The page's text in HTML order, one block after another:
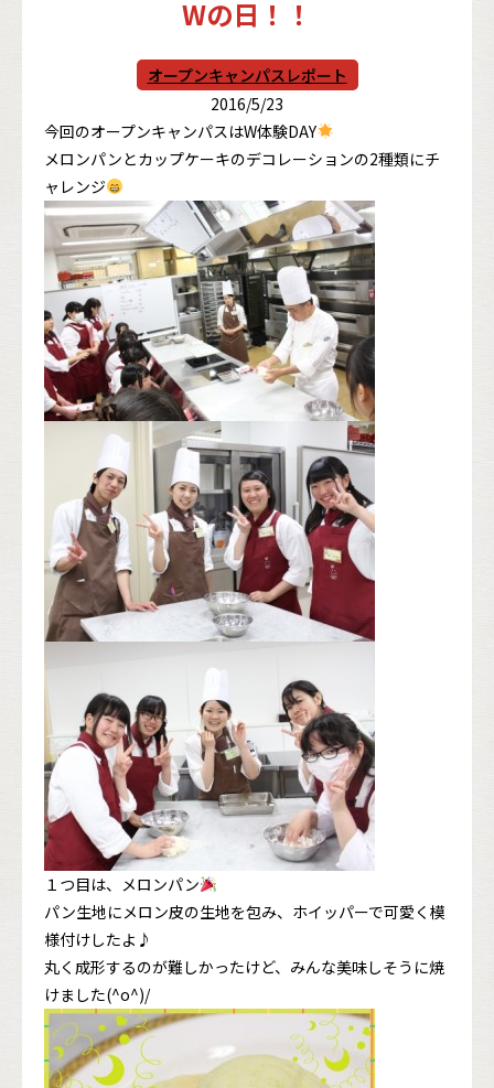
Wの日！！
オープンキャンパスレポート
2016/5/23
今回のオープンキャンパスはW体験DAY
メロンパンとカップケーキのデコレーションの2種類にチ
ャレンジ
１つ目は、メロンパン
パン生地にメロン皮の生地を包み、ホイッパーで可愛く模
様付けしたよ♪
丸く成形するのが難しかったけど、みんな美味しそうに焼
けました(^o^)/